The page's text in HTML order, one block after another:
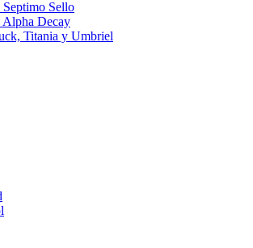
Sello
Alpha Decay
Titania y Umbriel